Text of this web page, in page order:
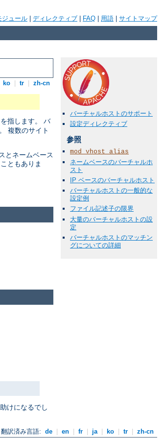
ジュール ディレクティブ FAQ 用語 サイトマップ
ko tr zh-cn
指します。 バ
複数のサイト
とネームベース
ともありま
バーチャルホストのサポート
設定ディレクティブ
参照
mod_vhost_alias
ネームベースのバーチャルホ
スト
IP ベースのバーチャルホスト
バーチャルホストの一般的な
設定例
ファイル記述子の限界
大量のバーチャルホストの設
定
バーチャルホストのマッチン
グについての詳細
けになるでし
翻訳済み言語: de en fr ja ko tr
zh-cn